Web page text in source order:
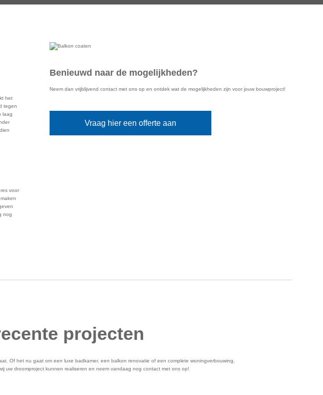
het
tegen
laag
voor
nog
Benieuwd naar de mogelijkheden?
Neem dan vrijblijvend contact met ons op en ontdek wat de mogelijkheden zijn voor jouw bouwproject!
Vraag hier een offerte aan
projecten
Of het nu gaat om een luxe badkamer, een balkon renovatie of een complete woningverbouwing,
uw droomproject kunnen realiseren en neem vandaag nog contact met ons op!